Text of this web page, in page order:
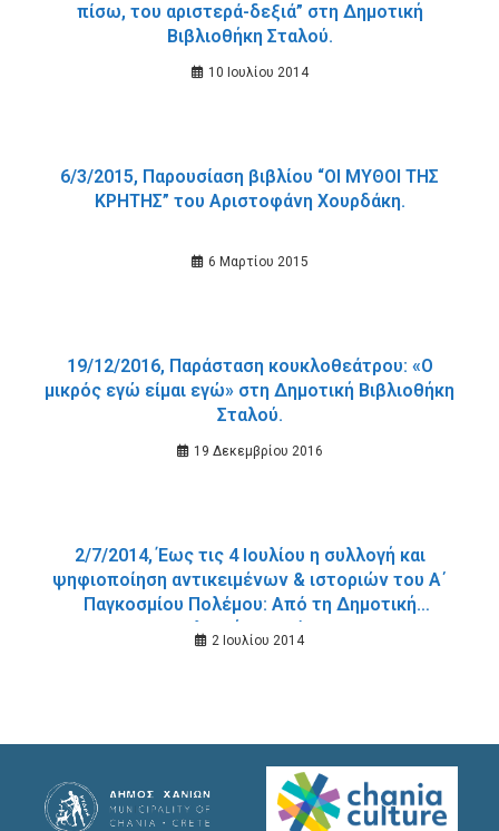
πίσω, του αριστερά-δεξιά” στη Δημοτική
Βιβλιοθήκη Σταλού.
10 Ιουλίου 2014
6/3/2015, Παρουσίαση βιβλίου “ΟΙ ΜΥΘΟΙ ΤΗΣ
ΚΡΗΤΗΣ” του Αριστοφάνη Χουρδάκη.
6 Μαρτίου 2015
19/12/2016, Παράσταση κουκλοθεάτρου: «Ο
μικρός εγώ είμαι εγώ» στη Δημοτική Βιβλιοθήκη
Σταλού.
19 Δεκεμβρίου 2016
2/7/2014, Έως τις 4 Ιουλίου η συλλογή και
ψηφιοποίηση αντικειμένων & ιστοριών του Α΄
Παγκοσμίου Πολέμου: Από τη Δημοτική
Βιβλιοθήκη Χανίων.
2 Ιουλίου 2014